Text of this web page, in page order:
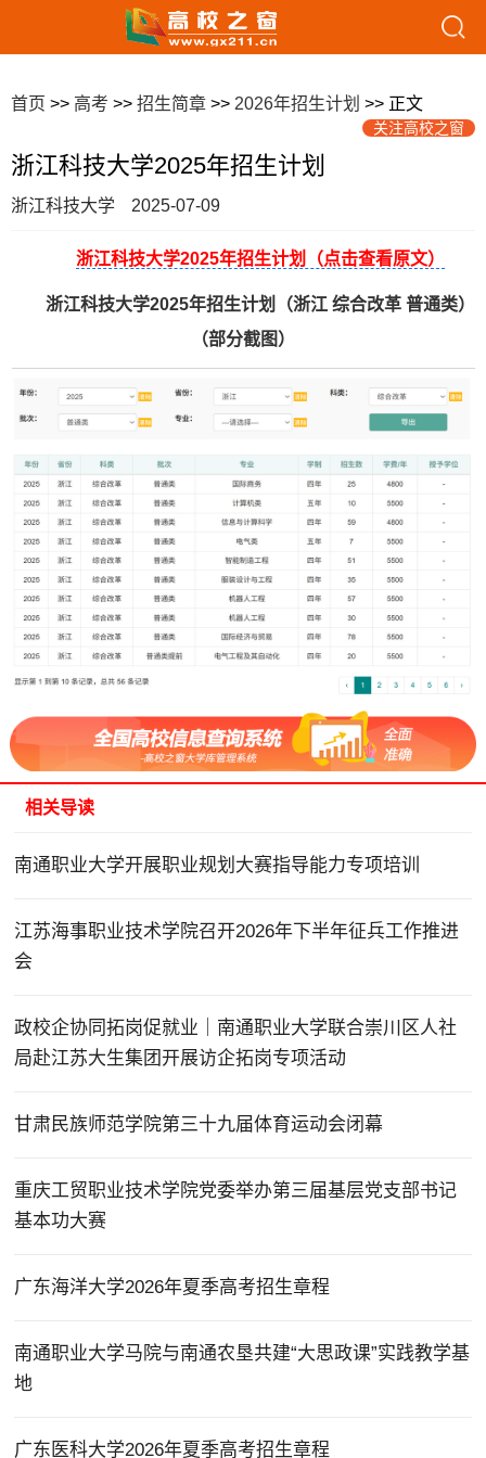
首页 >> 高考 >> 招生简章 >> 2026年招生计划 >> 正文
关注高校之窗
浙江科技大学2025年招生计划
浙江科技大学 2025-07-09
浙江科技大学2025年招生计划（点击查看原文）
浙江科技大学2025年招生计划（浙江 综合改革 普通类）
（部分截图）
相关导读
南通职业大学开展职业规划大赛指导能力专项培训
江苏海事职业技术学院召开2026年下半年征兵工作推进
会
政校企协同拓岗促就业｜南通职业大学联合崇川区人社
局赴江苏大生集团开展访企拓岗专项活动
甘肃民族师范学院第三十九届体育运动会闭幕
重庆工贸职业技术学院党委举办第三届基层党支部书记
基本功大赛
广东海洋大学2026年夏季高考招生章程
南通职业大学马院与南通农垦共建“大思政课”实践教学基
地
广东医科大学2026年夏季高考招生章程